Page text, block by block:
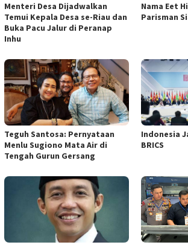
Menteri Desa Dijadwalkan
Temui Kepala Desa se-Riau dan
Buka Pacu Jalur di Peranap
Inhu
Nama Eet
Parisman
Teguh Santosa: Pernyataan
Menlu Sugiono Mata Air di
Tengah Gurun Gersang
Indonesia
BRICS